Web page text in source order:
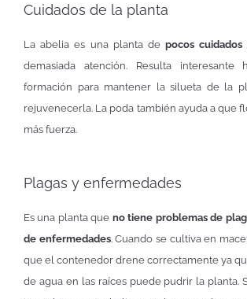
Cuidados de la planta
La abelia es una planta depocos cuidados
demasiada atención. Resulta interesante
formación para mantener la silueta de la
rejuvenecerla. La poda también ayuda a que
más fuerza.
Plagas y enfermedades
Es una planta que no tiene problemas de
de enfermedades. Cuando se cultiva en
que el contenedor drene correctamente ya
de agua en las raíces puede pudrir la planta.